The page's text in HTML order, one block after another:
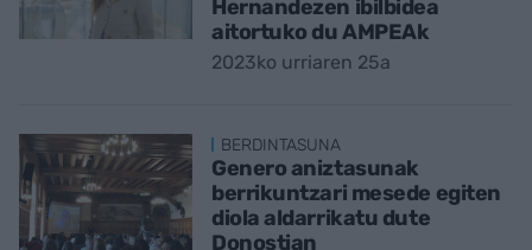
Hernandezen ibilbidea
aitortuko du AMPEAk
2023ko urriaren 25a
BERDINTASUNA
Genero aniztasunak
berrikuntzari mesede egiten
diola aldarrikatu dute
Donostian